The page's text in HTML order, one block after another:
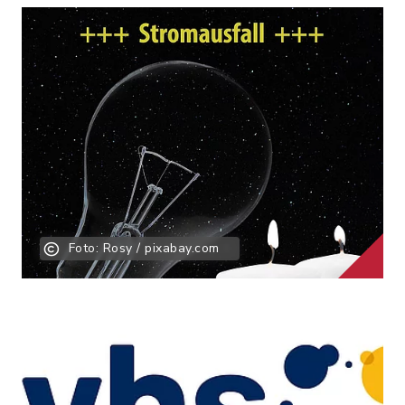
Karwendelstraße 16,
86343 Königsbrunn
Aug
13
Königsbrunner
Kinosommer 2026:
"Steckerlfischfiasko"
Hans-Wenninger-
Stadion,
Karwendelstraße 16,
86343 Königsbrunn
Aug
14
Königsbrunner
Kinosommer 2026:
"Michael"
86343 Königsbrunn
Aug
Königsbrunner
Foto: Rosy / pixabay.com